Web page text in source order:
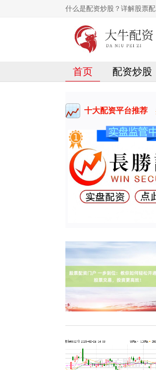
什么是配资炒股？详解股票
首页 配资炒股
十大配资平台推荐